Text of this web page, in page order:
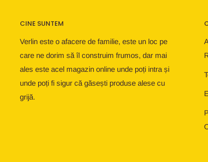
CINE SUNTEM
Verlin este o afacere de familie, este un loc pe
care ne dorim să îl construim frumos, dar mai
ales este acel magazin online unde poți intra și
unde poți fi sigur că găsești produse alese cu
grijă.